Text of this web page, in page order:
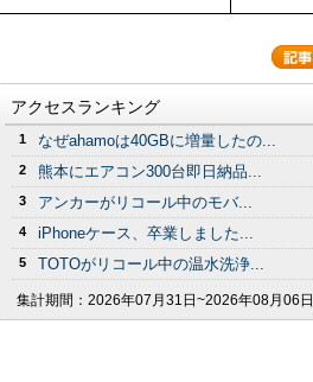
アクセスランキング
1 なぜahamoは40GBに増量したの...
2 熊本にエアコン300台即日納品...
3 アンカーがリコール中のモバ...
4 iPhoneケース、卒業しました...
5 TOTOがリコール中の温水洗浄...
集計期間： 2026年07月31日~2026年08月06日